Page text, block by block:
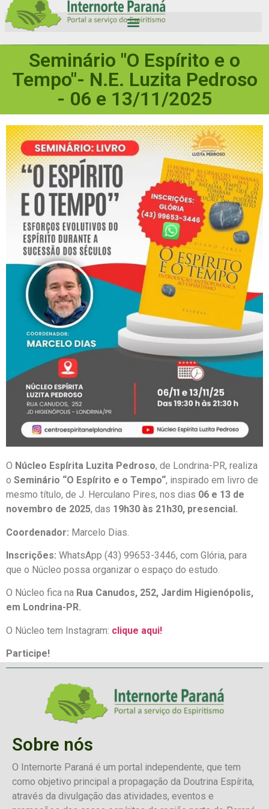
Seminário "O Espírito e o
Tempo"- N.E. Luzita Pedroso
- 06 e 13/11/2025
O Núcleo Espírita Luzita Pedroso, de Londrina-PR, realiza
o Seminário “O Espírito e o Tempo“, inspirado em livro de
mesmo título, de J. Herculano Pires, nos dias 06 e 13 de
novembro de 2025, das 19h30 às 21h30, presencial.
Coordenador: Marcelo Dias.
Inscrições: WhatsApp (43) 99653-3446, com Glória, para
que o Núcleo possa organizar o espaço do estudo.
O Núcleo fica na Rua Canudos, 252, Jardim Higienópolis,
em Londrina-PR.
O Núcleo tem Instagram: clique aqui!
Participe!
Sobre nós
O Internorte Paraná é um portal independente, que tem
como objetivo principal a propagação da Doutrina Espírita,
através da divulgação das atividades, eventos e